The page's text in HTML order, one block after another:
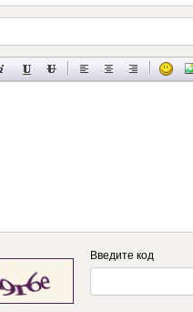
Введите код